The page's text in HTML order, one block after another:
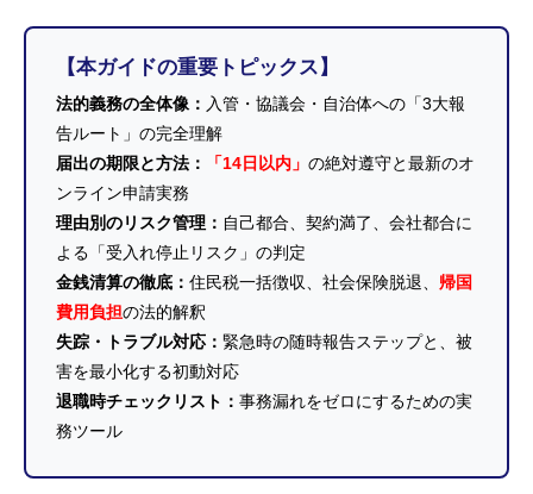
【本ガイドの重要トピックス】
法的義務の全体像： 入管・協議会・自治体への「3大報
告ルート」の完全理解
届出の期限と方法：
「14日以内」 の絶対遵守と最新のオ
ンライン申請実務
理由別のリスク管理： 自己都合、契約満了、会社都合に
よる「受入れ停止リスク」の判定
金銭清算の徹底： 住民税一括徴収、社会保険脱退、 帰国
費用負担の法的解釈
失踪・トラブル対応： 緊急時の随時報告ステップと、被
害を最小化する初動対応
退職時チェックリスト： 事務漏れをゼロにするための実
務ツール